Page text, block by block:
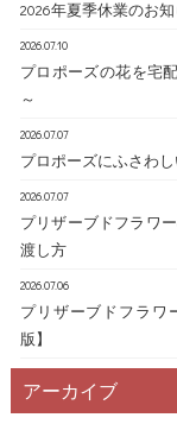
でください。 いい夫婦の日は、夫婦間の愛や感謝を再確認する絶
好の機会です。お花
か伝えられない思
きとなる事をお祈りいたします。
-0013 大阪府大阪市西区新町1-14-41 電
43-8784 営業時間：平日9:00～18:00 (土・日・祝休日) メールアド
レス：info@dojimakadan.jp お問い合せフォーム：https://
kadan.jp/contact/
2. ダリア 花言葉: 感謝、優雅 ダリアは、奥様への感謝の気持ちを表
現するのにぴったり
えるため、特別な日の
おすすめプリザーブドフラワー BOXフラワー
ク)/プリザーブドフラワー 3. ガーベラ 花言葉: 希望、
ベラは、可愛らしく
ガントで存在感が
夫婦の日に贈る、フラワーギ
ワーギフトの形に
きます。 1. 花束 最もオーソドックスな贈り方ですが、シンプルな
花束でも、選び方
花や色を取り入れた
るひとときです。
ことで、心が落ち着き
映え自分で作った作
アするのにぴったり
NSでの共感を呼びフォ
のワークショップが人気なのか？ 1. 簡
ショップは特別な道
ローリストが手順
お花が好きな人はも
ドフルネスを求め
いながら自然の美
特に、土曜日や日
2026年夏季休業のお
2026.07.10
プロポーズの花を宅
～
2026.07.07
プロポーズにふさわ
2026.07.07
プリザーブドフラワ
渡し方
2026.07.06
プリザーブドフラワ
版】
アーカイブ